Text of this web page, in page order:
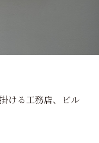
ける工務店、ビル